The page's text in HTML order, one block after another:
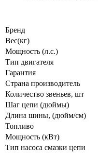
Бренд
Вес(кг)
Мощность (л.с.)
Тип двигателя
Гарантия
Страна производитель
Количество звеньев, шт
Шаг цепи (дюймы)
Длина шины, (дюйм/см)
Топливо
Мощность (кВт)
Тип насоса смазки цепи